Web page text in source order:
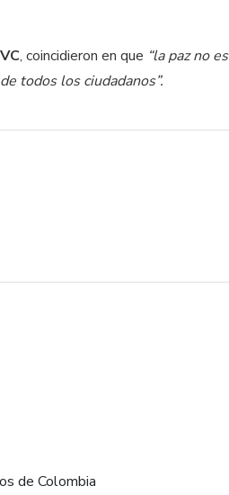
, coincidieron en que “la paz no
todos los ciudadanos”.
de Colombia